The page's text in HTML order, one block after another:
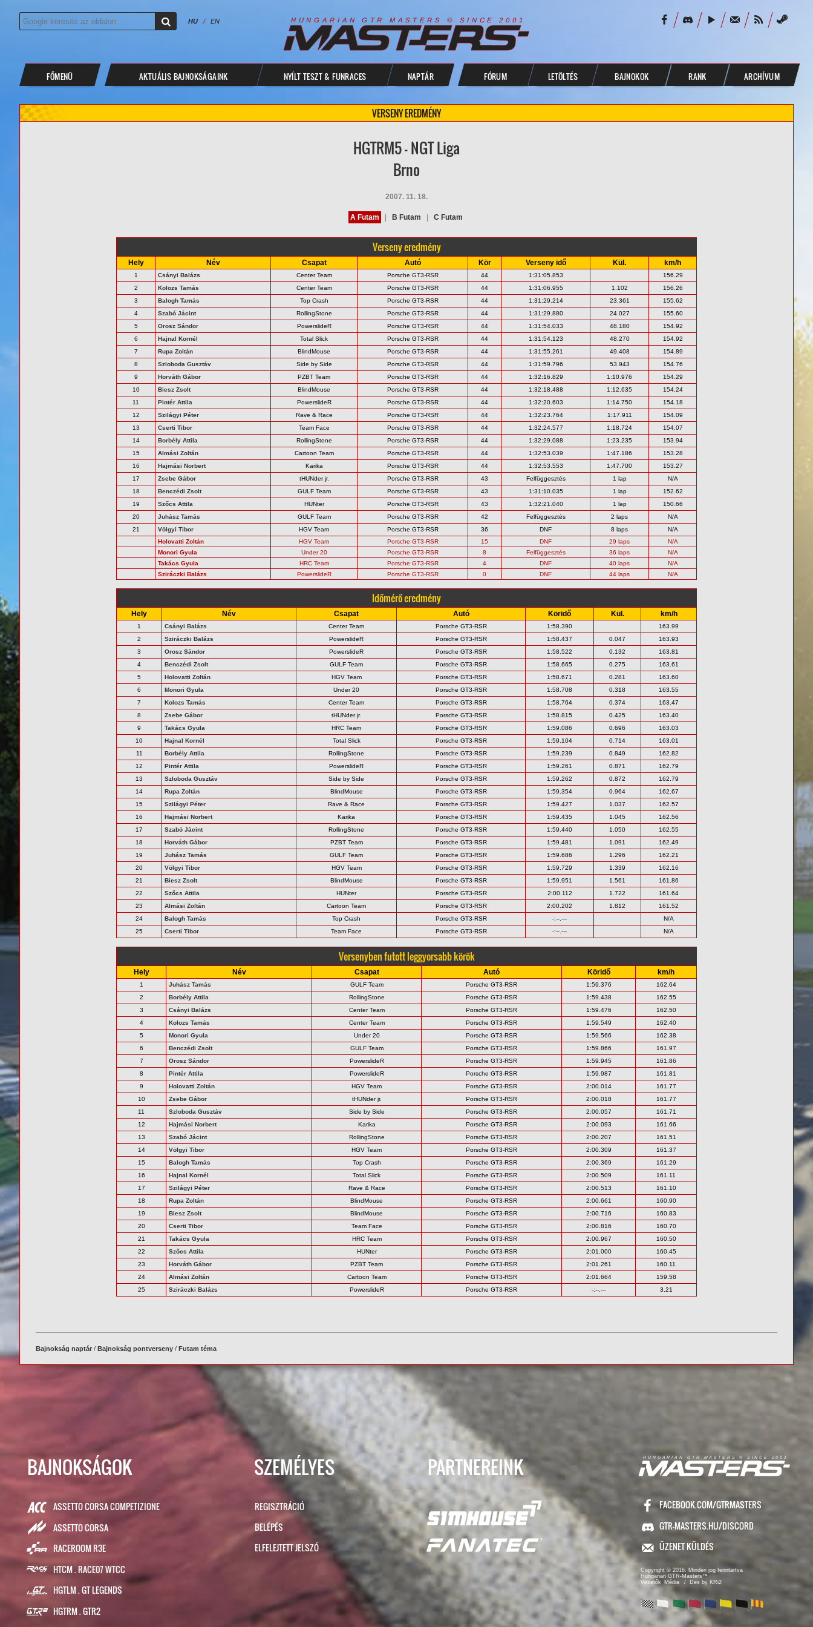
HU / EN H U N G A R I A N G T R M A S T E R S © S I N C E 2 0 0 1
FŐMENÜ AKTUÁLIS BAJNOKSÁGAINK NYÍLT TESZT & FUNRACES NAPTÁR FÓRUM LETÖLTÉS BAJNOKOK RANK ARCHÍVUM
VERSENY EREDMÉNY
HGTRM5 - NGT Liga
Brno
2007. 11. 18.
A Futam B Futam C Futam
Verseny eredmény
Hely Név Csapat Autó Kör Verseny idő Kül. km/h
1 Csányi Balázs Center Team Porsche GT3-RSR 44 1:31:05.853
156.29
2
Kolozs Tamás Center Team Porsche GT3-RSR 44 1:31:06.955 1.102
156.26
3
Balogh Tamás Top Crash Porsche GT3-RSR 44 1:31:29.214 23.361
155.62
4
Szabó Jácint RollingStone Porsche GT3-RSR 44 1:31:29.880 24.027
155.60
5
Orosz Sándor PowerslideR Porsche GT3-RSR 44 1:31:54.033 48.180
154.92
6
Hajnal Kornél Total Slick Porsche GT3-RSR 44 1:31:54.123 48.270
154.92
7
Rupa Zoltán BlindMouse Porsche GT3-RSR 44 1:31:55.261 49.408
154.89
8
Szloboda Gusztáv Side by Side Porsche GT3-RSR 44 1:31:59.796 53.943
154.76
9
Horváth Gábor PZBT Team Porsche GT3-RSR 44 1:32:16.829 1:10.976
154.29
10
Biesz Zsolt BlindMouse Porsche GT3-RSR 44 1:32:18.488 1:12.635
154.24
11
Pintér Attila PowerslideR Porsche GT3-RSR 44 1:32:20.603 1:14.750
154.18
12
Szilágyi Péter Rave & Race Porsche GT3-RSR 44 1:32:23.764 1:17.911
154.09
13
Cserti Tibor Team Face Porsche GT3-RSR 44 1:32:24.577 1:18.724
154.07
14
Borbély Attila RollingStone Porsche GT3-RSR 44 1:32:29.088 1:23.235
153.94
15
Almási Zoltán Cartoon Team Porsche GT3-RSR 44 1:32:53.039 1:47.186
153.28
16
Hajmási Norbert Karika Porsche GT3-RSR 44 1:32:53.553 1:47.700
153.27
17
Zsebe Gábor tHUNder jr. Porsche GT3-RSR 43 Felfüggesztés 1 lap
N/A
18
Benczédi Zsolt GULF Team Porsche GT3-RSR 43 1:31:10.035 1 lap
152.62
19
Szőcs Attila HUNter Porsche GT3-RSR 43 1:32:21.040 1 lap
150.66
20
Juhász Tamás GULF Team Porsche GT3-RSR 42 Felfüggesztés 2 laps
N/A
21
Völgyi Tibor HGV Team Porsche GT3-RSR 36 DNF 8 laps
N/A
Holovatti Zoltán
HGV Team Porsche GT3-RSR 15 DNF 29 laps
N/A
Monori Gyula
Under 20 Porsche GT3-RSR 8 Felfüggesztés 36 laps
N/A
Takács Gyula
HRC Team Porsche GT3-RSR 4 DNF 40 laps
N/A
Sziráczki Balázs
PowerslideR Porsche GT3-RSR 0 DNF 44 laps N/A
Időmérő eredmény
Hely Név Csapat Autó Köridő Kül. km/h
1 Csányi Balázs Center Team Porsche GT3-RSR 1:58.390
163.99
2
Sziráczki Balázs PowerslideR Porsche GT3-RSR 1:58.437 0.047
163.93
3
Orosz Sándor PowerslideR Porsche GT3-RSR 1:58.522 0.132
163.81
4
Benczédi Zsolt GULF Team Porsche GT3-RSR 1:58.665 0.275
163.61
5
Holovatti Zoltán HGV Team Porsche GT3-RSR 1:58.671 0.281
163.60
6
Monori Gyula Under 20 Porsche GT3-RSR 1:58.708 0.318
163.55
7
Kolozs Tamás Center Team Porsche GT3-RSR 1:58.764 0.374
163.47
8
Zsebe Gábor tHUNder jr. Porsche GT3-RSR 1:58.815 0.425
163.40
9
Takács Gyula HRC Team Porsche GT3-RSR 1:59.086 0.696
163.03
10
Hajnal Kornél Total Slick Porsche GT3-RSR 1:59.104 0.714
163.01
11
Borbély Attila RollingStone Porsche GT3-RSR 1:59.239 0.849
162.82
12
Pintér Attila PowerslideR Porsche GT3-RSR 1:59.261 0.871
162.79
13
Szloboda Gusztáv Side by Side Porsche GT3-RSR 1:59.262 0.872
162.79
14
Rupa Zoltán BlindMouse Porsche GT3-RSR 1:59.354 0.964
162.67
15
Szilágyi Péter Rave & Race Porsche GT3-RSR 1:59.427 1.037
162.57
16
Hajmási Norbert Karika Porsche GT3-RSR 1:59.435 1.045
162.56
17
Szabó Jácint RollingStone Porsche GT3-RSR 1:59.440 1.050
162.55
18
Horváth Gábor PZBT Team Porsche GT3-RSR 1:59.481 1.091
162.49
19
Juhász Tamás GULF Team Porsche GT3-RSR 1:59.686 1.296
162.21
20
Völgyi Tibor HGV Team Porsche GT3-RSR 1:59.729 1.339
162.16
21
Biesz Zsolt BlindMouse Porsche GT3-RSR 1:59.951 1.561
161.86
22
Szőcs Attila HUNter Porsche GT3-RSR 2:00.112 1.722
161.64
23
Almási Zoltán Cartoon Team Porsche GT3-RSR 2:00.202 1.812
161.52
24
Balogh Tamás Top Crash Porsche GT3-RSR -:--.---
N/A
25
Cserti Tibor Team Face Porsche GT3-RSR -:--.--- N/A
Versenyben futott leggyorsabb körök
Hely Név Csapat Autó Köridő km/h
1 Juhász Tamás GULF Team Porsche GT3-RSR 1:59.376
162.64
2
Borbély Attila RollingStone Porsche GT3-RSR 1:59.438
162.55
3
Csányi Balázs Center Team Porsche GT3-RSR 1:59.476
162.50
4
Kolozs Tamás Center Team Porsche GT3-RSR 1:59.549
162.40
5
Monori Gyula Under 20 Porsche GT3-RSR 1:59.566
162.38
6
Benczédi Zsolt GULF Team Porsche GT3-RSR 1:59.866
161.97
7
Orosz Sándor PowerslideR Porsche GT3-RSR 1:59.945
161.86
8
Pintér Attila PowerslideR Porsche GT3-RSR 1:59.987
161.81
9
Holovatti Zoltán HGV Team Porsche GT3-RSR 2:00.014
161.77
10
Zsebe Gábor tHUNder jr. Porsche GT3-RSR 2:00.018
161.77
11
Szloboda Gusztáv Side by Side Porsche GT3-RSR 2:00.057
161.71
12
Hajmási Norbert Karika Porsche GT3-RSR 2:00.093
161.66
13
Szabó Jácint RollingStone Porsche GT3-RSR 2:00.207
161.51
14
Völgyi Tibor HGV Team Porsche GT3-RSR 2:00.309
161.37
15
Balogh Tamás Top Crash Porsche GT3-RSR 2:00.369
161.29
16
Hajnal Kornél Total Slick Porsche GT3-RSR 2:00.509
161.11
17
Szilágyi Péter Rave & Race Porsche GT3-RSR 2:00.513
161.10
18
Rupa Zoltán BlindMouse Porsche GT3-RSR 2:00.661
160.90
19
Biesz Zsolt BlindMouse Porsche GT3-RSR 2:00.716
160.83
20
Cserti Tibor Team Face Porsche GT3-RSR 2:00.816
160.70
21
Takács Gyula HRC Team Porsche GT3-RSR 2:00.967
160.50
22
Szőcs Attila HUNter Porsche GT3-RSR 2:01.000
160.45
23
Horváth Gábor PZBT Team Porsche GT3-RSR 2:01.261
160.11
24
Almási Zoltán Cartoon Team Porsche GT3-RSR 2:01.664
159.58
25
Sziráczki Balázs PowerslideR Porsche GT3-RSR -:--.--- 3.21
Bajnokság naptár/ Bajnokság pontverseny/ Futam téma
BAJNOKSÁGOK
ASSETTO CORSA COMPETIZIONE
ASSETTO CORSA
RACEROOM R3E
HTCM . RACE07 WTCC
HGTLM . GT LEGENDS
HGTRM . GTR2
SZEMÉLYES
REGISZTRÁCIÓ
BELÉPÉS
ELFELEJTETT JELSZÓ
PARTNEREINK H U N G A R I A N G T R M A S T E R S © S I N C E 2 0 0 1
FACEBOOK.COM/GTRMASTERS
GTR-MASTERS.HU/DISCORD
ÜZENET KÜLDÉS
Copyright © 2016. Minden jog fenntartva
Hungarian GTR-Masters™
Vezetők
Média / Des by KRi2